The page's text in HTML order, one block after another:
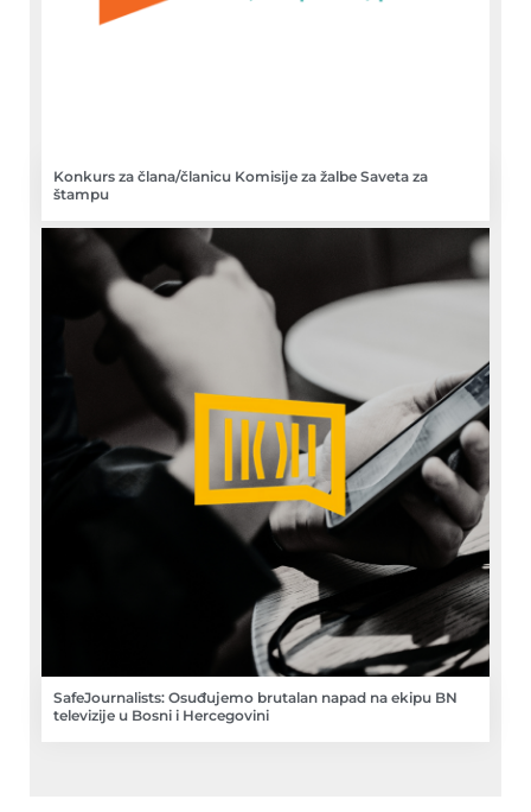
Konkurs za člana/članicu Komisije za žalbe Saveta za
štampu
SafeJournalists: Osuđujemo brutalan napad na ekipu BN
televizije u Bosni i Hercegovini